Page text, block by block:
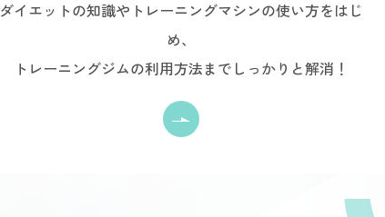
ダイエットの知識やトレーニングマシンの使い方をはじ
め、
トレーニングジムの利用方法までしっかりと解消！